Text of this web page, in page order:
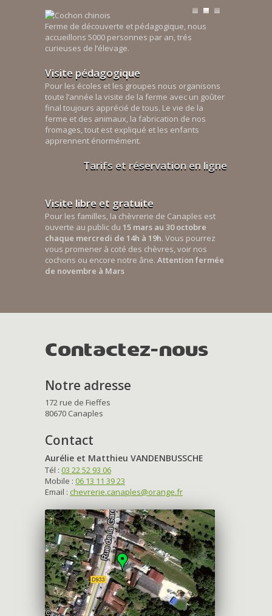
Ferme de découverte et pédagogique, nous
accueillons 5000 personnes par an, trés
curieuses de l’élevage.
Visite pédagogique
Pour les écoles et les groupes nous organisons
toute l’année la visite de la ferme avec un goûter
final toujours apprécié de tous. Le vie de la
ferme et des animaux, la fabrication de nos
fromages, tout est expliqué et les enfants
apprennent énormément.
Tarifs et réservation en ligne
Visite libre et gratuite
Pour les familles, la chèvrerie de Canaples est
ouverte au public du 15 mars au 30 octobre
chaque mercredi de 14h à 19h. Vous pourrez
vous promener à coté des chèvres, voir nos
cochons ou encore notre âne. Attention fermée
de novembre à Mars
Contactez-nous
Notre adresse
172 rue de Fieffes
80670 Canaples
Contact
Aurélie et Matthieu VANDENBUSSCHE
Tél : 03 22 52 93 06
Mobile : 06 13 11 39 23
Email : chevrerie.canaples@orange.fr